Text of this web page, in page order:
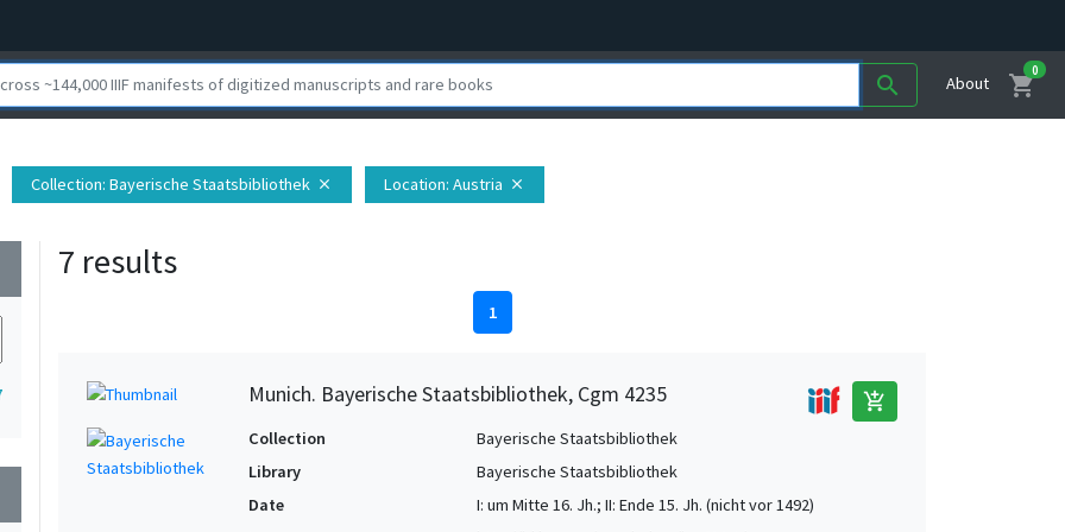
search About shopping_cart
0
Collection: Bayerische Staatsbibliothek close Location: Austria close
7 results
1
Munich. Bayerische Staatsbibliothek, Cgm 4235 add_shopping_cart
Collection
Bayerische Staatsbibliothek
Library
Bayerische Staatsbibliothek
Date
I: um Mitte 16. Jh.; II: Ende 15. Jh. (nicht vor 1492)